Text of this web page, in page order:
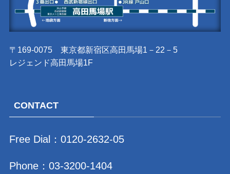
〒169-0075 東京都新宿区高田馬場1－22－5
レジェンド高田馬場1F
CONTACT
Free Dial： 0120-2632-05
Phone： 03-3200-1404